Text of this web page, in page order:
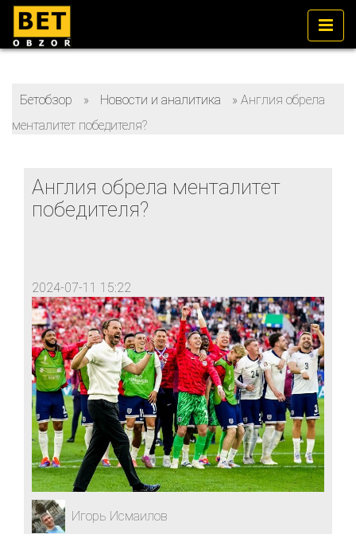
Бетобзор » Новости и аналитика » Англия обрела
менталитет победителя?
Англия обрела менталитет
победителя?
2024-07-11 15:22
Игорь Исмаилов